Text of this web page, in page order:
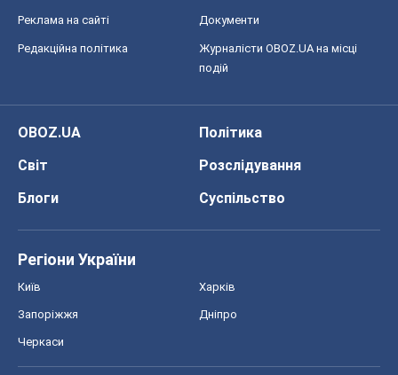
Реклама на сайті Документи
Редакційна політика
Журналісти OBOZ.UA на місці
подій
OBOZ.UA
Політика
Світ
Розслідування
Блоги
Суспільство
Регіони України
Київ Харків
Запоріжжя Дніпро
Черкаси